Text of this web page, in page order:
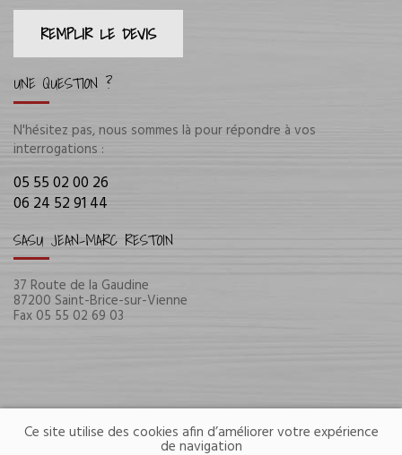
REMPLIR LE DEVIS
UNE QUESTION ?
N'hésitez pas, nous sommes là pour répondre à vos
interrogations :
05 55 02 00 26
06 24 52 91 44
SASU JEAN-MARC RESTOIN
37 Route de la Gaudine
87200 Saint-Brice-sur-Vienne
Fax 05 55 02 69 03
Ce site utilise des cookies afin d’améliorer votre expérience
de navigation